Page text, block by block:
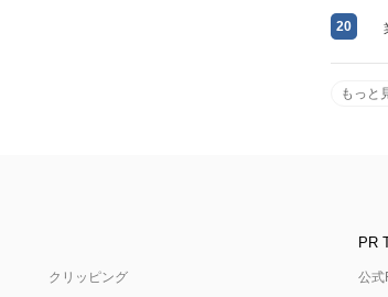
20
もっと
クリッピング
PR
公式